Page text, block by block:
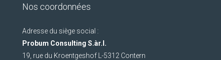
Nos coordonnées
Adresse du siège social :
Probum Consulting S.àr.l.
19, rue du Kroentgeshof L-5312 Contern